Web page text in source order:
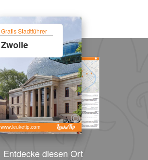
Gratis Stadtführer
Zwolle
www.leuketip.com
Entdecke diesen Ort